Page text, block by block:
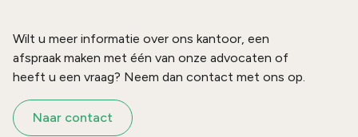
Wilt u meer informatie over ons kantoor, een
afspraak maken met één van onze advocaten of
heeft u een vraag? Neem dan contact met ons op.
Naar contact